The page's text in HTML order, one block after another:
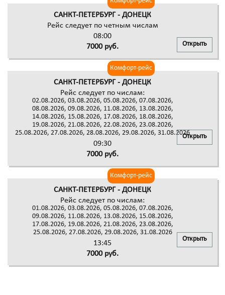
САНКТ-ПЕТЕРБУРГ - ДОНЕЦК
Рейс следует по четным числам
08:00
7000 руб.
Открыть
Комфорт-рейс
САНКТ-ПЕТЕРБУРГ - ДОНЕЦК
Рейс следует по числам:
02.08.2026, 03.08.2026, 05.08.2026, 07.08.2026,
08.08.2026, 09.08.2026, 11.08.2026, 13.08.2026,
14.08.2026, 15.08.2026, 17.08.2026, 18.08.2026,
19.08.2026, 21.08.2026, 22.08.2026, 23.08.2026,
25.08.2026, 27.08.2026, 28.08.2026, 29.08.2026, 31.08.2026
09:30
7000 руб.
Открыть
Комфорт-рейс
САНКТ-ПЕТЕРБУРГ - ДОНЕЦК
Рейс следует по числам:
01.08.2026, 03.08.2026, 05.08.2026, 07.08.2026,
09.08.2026, 11.08.2026, 13.08.2026, 15.08.2026,
17.08.2026, 19.08.2026, 21.08.2026, 23.08.2026,
25.08.2026, 27.08.2026, 29.08.2026, 31.08.2026
13:45
7000 руб.
Открыть